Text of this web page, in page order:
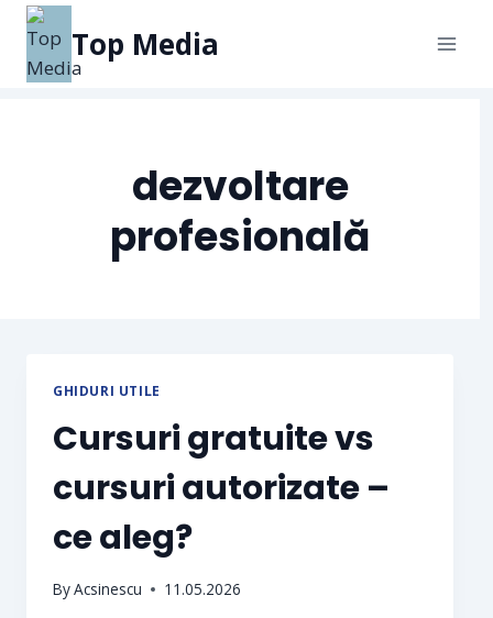
Top Media
dezvoltare
profesională
GHIDURI UTILE
Cursuri gratuite vs
cursuri autorizate –
ce aleg?
ByAcsinescu 11.05.2026